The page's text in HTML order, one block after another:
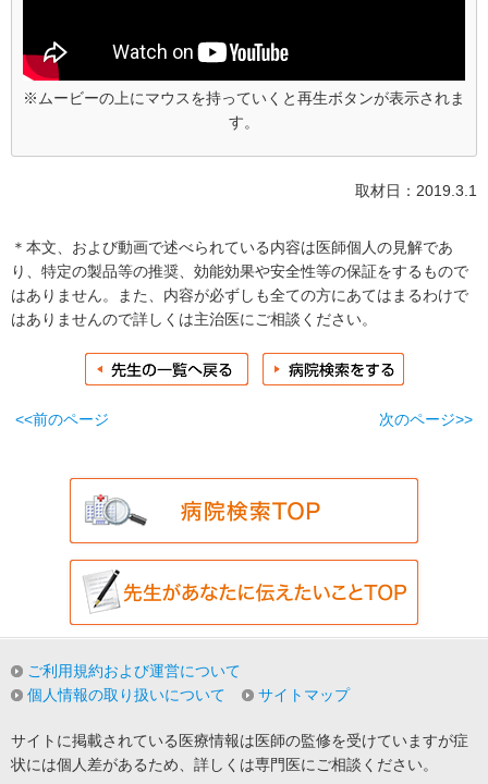
※ムービーの上にマウスを持っていくと再生ボタンが表示されま
す。
取材日：2019.3.1
＊本文、および動画で述べられている内容は医師個人の見解であ
り、特定の製品等の推奨、効能効果や安全性等の保証をするもので
はありません。また、内容が必ずしも全ての方にあてはまるわけで
はありませんので詳しくは主治医にご相談ください。
<<前のページ 次のページ>>
ご利用規約および運営について
個人情報の取り扱いについて
サイトマップ
サイトに掲載されている医療情報は医師の監修を受けていますが症
状には個人差があるため、詳しくは専門医にご相談ください。